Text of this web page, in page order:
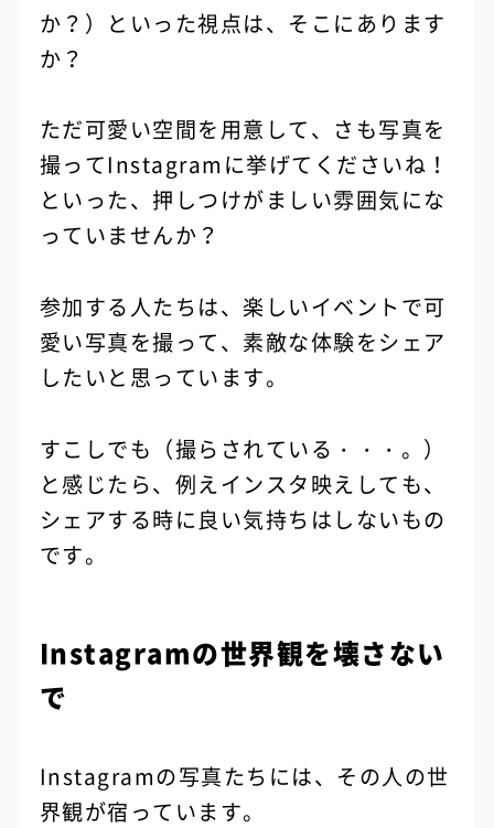
か？）といった視点は、そこにあります
か？
ただ可愛い空間を用意して、さも写真を
撮ってInstagramに挙げてくださいね！
といった、押しつけがましい雰囲気にな
っていませんか？
参加する人たちは、楽しいイベントで可
愛い写真を撮って、素敵な体験をシェア
したいと思っています。
すこしでも（撮らされている・・・。）
と感じたら、例えインスタ映えしても、
シェアする時に良い気持ちはしないもの
です。
Instagramの世界観を壊さない
で
Instagramの写真たちには、その人の世
界観が宿っています。